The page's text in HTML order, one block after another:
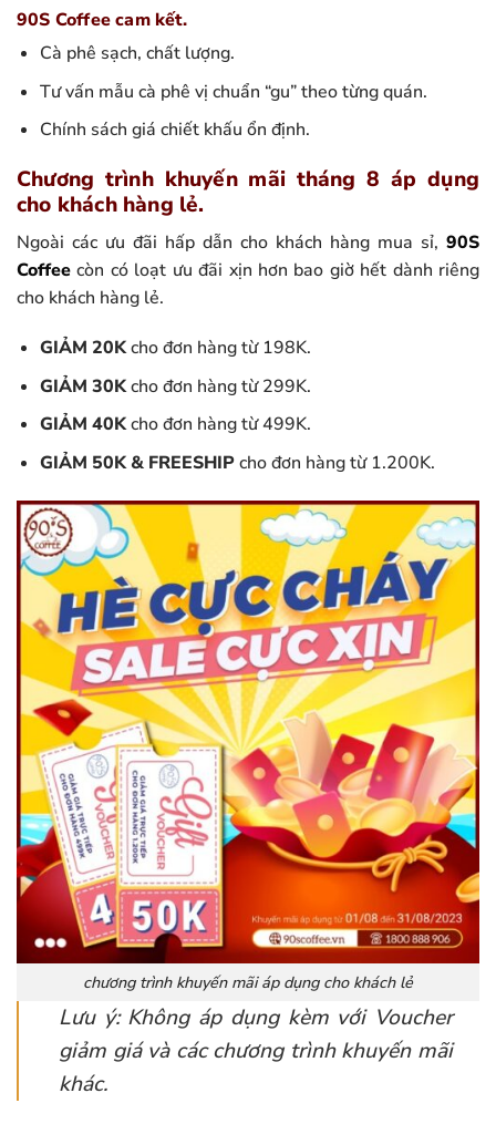
90S Coffee cam kết.
Cà phê sạch, chất lượng.
Tư vấn mẫu cà phê vị chuẩn “gu” theo từng quán.
Chính sách giá chiết khấu ổn định.
Chương trình khuyến mãi tháng 8 áp dụng
cho khách hàng lẻ.
Ngoài các ưu đãi hấp dẫn cho khách hàng mua sỉ, 90S
Coffee còn có loạt ưu đãi xịn hơn bao giờ hết dành riêng
cho khách hàng lẻ.
GIẢM 20Kcho đơn hàng từ 198K.
GIẢM 30Kcho đơn hàng từ 299K.
GIẢM 40Kcho đơn hàng từ 499K.
GIẢM 50K & FREESHIPcho đơn hàng từ 1.200K.
chương trình khuyến mãi áp dụng cho khách lẻ
Lưu ý: Không áp dụng kèm với Voucher
giảm giá và các chương trình khuyến mãi
khác.